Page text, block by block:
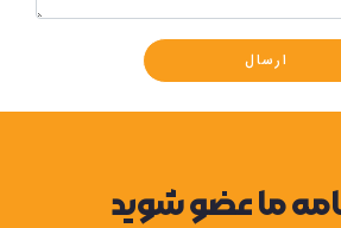
ارسال
ما عضو شوید